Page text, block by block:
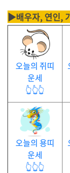
▶배우자, 연인,
오늘의 쥐띠
운세
👆👆👆
오늘의 용띠
운세
👆👆👆